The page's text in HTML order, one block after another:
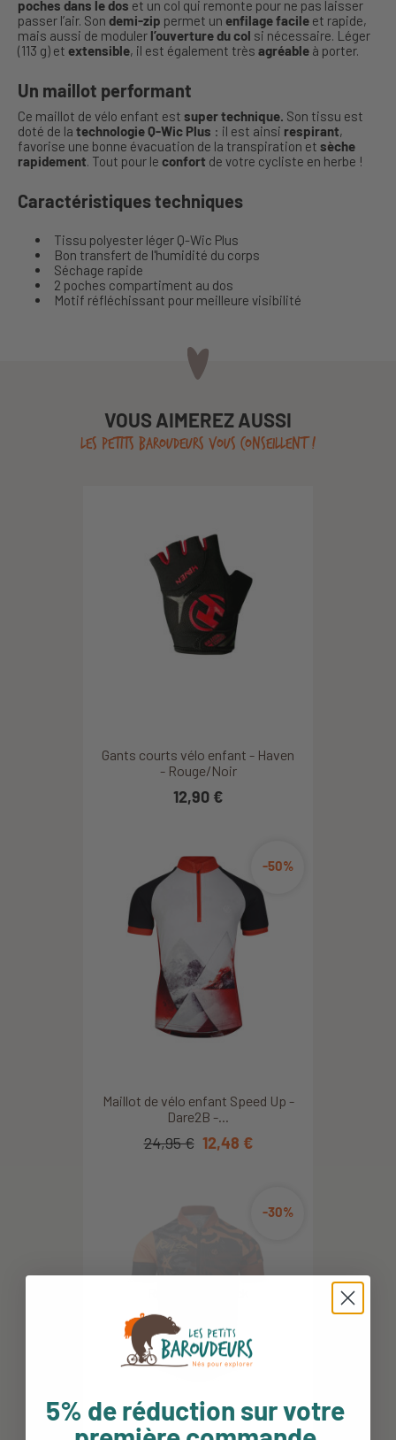
poches dans le dos et un col qui remonte pour ne pas laisser
passer l’air. Son demi-zip permet un enfilage facile et rapide,
mais aussi de moduler l’ouverture du col si nécessaire. Léger
(113 g) et extensible, il est également très agréable à porter.
Un maillot performant
Ce maillot de vélo enfant est super technique. Son tissu est
doté de la technologie Q-Wic Plus : il est ainsi respirant,
favorise une bonne évacuation de la transpiration et sèche
rapidement. Tout pour le confort de votre cycliste en herbe !
Caractéristiques techniques
Tissu polyester léger Q-Wic Plus
Bon transfert de l'humidité du corps
Séchage rapide
2 poches compartiment au dos
Motif réfléchissant pour meilleure visibilité
VOUS AIMEREZ AUSSI
LES PETITS BAROUDEURS VOUS CONSEILLENT !
Gants courts vélo enfant - Haven
- Rouge/Noir
12,90 €
Maillot de vélo enfant Speed Up -
Dare2B -...
-50%
24,95 € 12,48 €
-30%
5% de réduction sur votre